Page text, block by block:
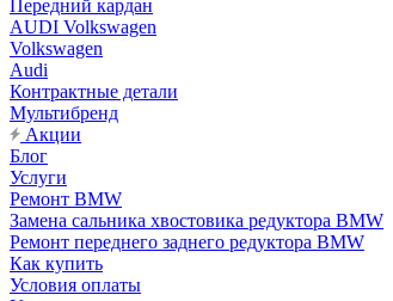
Передний кардан
AUDI Volkswagen
Volkswagen
Audi
Контрактные детали
Мультибренд
Акции
Блог
Услуги
Ремонт BMW
Замена сальника хвостовика редуктора BMW
Ремонт переднего заднего редуктора BMW
Как купить
Условия оплаты